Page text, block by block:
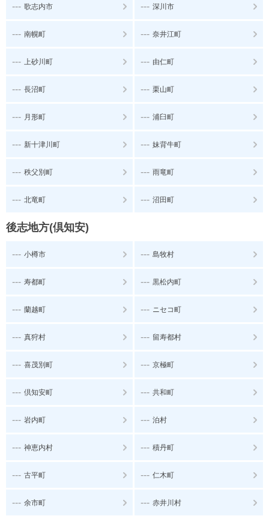
--- 歌志内市 --- 深川市
--- 南幌町 --- 奈井江町
--- 上砂川町 --- 由仁町
--- 長沼町 --- 栗山町
--- 月形町 --- 浦臼町
--- 新十津川町 --- 妹背牛町
--- 秩父別町 --- 雨竜町
--- 北竜町 --- 沼田町
後志地方(倶知安)
--- 小樽市 --- 島牧村
--- 寿都町 --- 黒松内町
--- 蘭越町 --- ニセコ町
--- 真狩村 --- 留寿都村
--- 喜茂別町 --- 京極町
--- 倶知安町 --- 共和町
--- 岩内町 --- 泊村
--- 神恵内村 --- 積丹町
--- 古平町 --- 仁木町
--- 余市町 --- 赤井川村